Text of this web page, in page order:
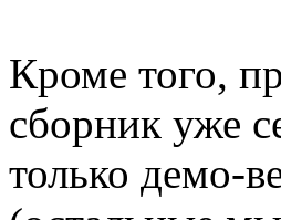
Кроме того,
сборник уже
только демо-